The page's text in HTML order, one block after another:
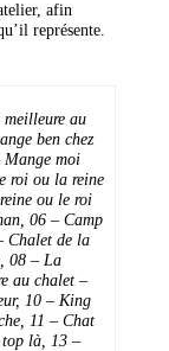
afin
représente.
au
ben chez
Mange moi
roi ou la reine
ou le roi
06 – Camp
Chalet de la
08 – La
au chalet –
10 – King
11 – Chat
top là, 13 –